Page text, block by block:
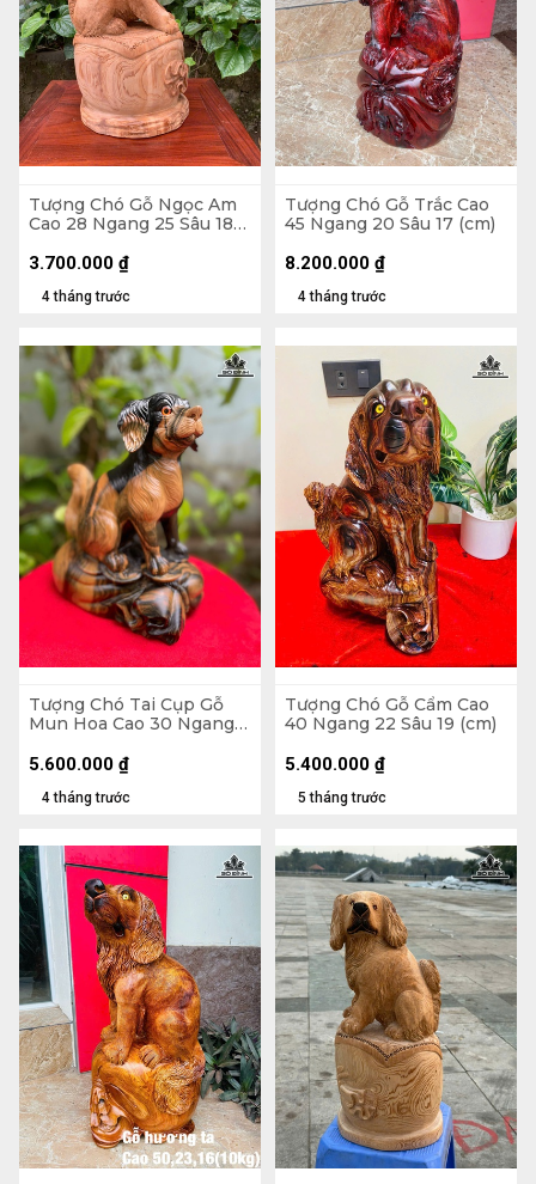
Tượng Chó Gỗ Ngọc Am
Cao 28 Ngang 25 Sâu 18
4 tháng trước
3.700.000 ₫
Tượng Chó Gỗ Trắc Cao
45 Ngang 20 Sâu 17 (cm)
4 tháng trước
8.200.000 ₫
Tượng Chó Tai Cụp Gỗ
Mun Hoa Cao 30 Ngang
4 tháng trước
5.600.000 ₫
Tượng Chó Gỗ Cẩm Cao
40 Ngang 22 Sâu 19 (cm)
5 tháng trước
5.400.000 ₫